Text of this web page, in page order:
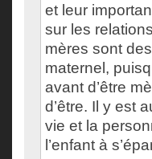
et leur
sur les
mères sont
maternel,
avant d’être
d’être. Il y est
vie et la
l’enfant à